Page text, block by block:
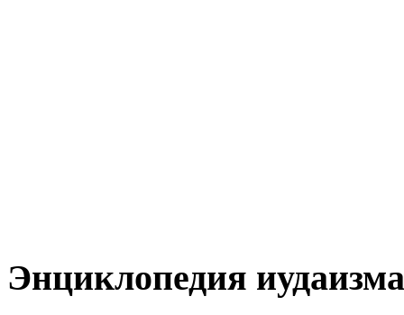
Энциклопедия иудаизма